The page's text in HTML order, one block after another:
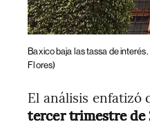
Baxico baja las tassa de interés.
Flores)
El análisis enfatizó
tercer trimestre de